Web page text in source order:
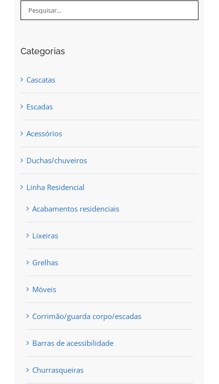
Categorias
Cascatas
Escadas
Acessórios
Duchas/chuveiros
Linha Residencial
Acabamentos residenciais
Lixeiras
Grelhas
Móveis
Corrimão/guarda corpo/escadas
Barras de acessibilidade
Churrasqueiras